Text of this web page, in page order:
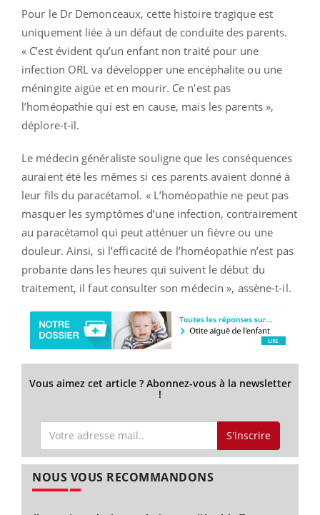
Pour le Dr Demonceaux, cette histoire tragique est
uniquement liée à un défaut de conduite des parents.
« C’est évident qu’un enfant non traité pour une
infection ORL va développer une encéphalite ou une
méningite aigüe et en mourir. Ce n’est pas
l’homéopathie qui est en cause, mais les parents »,
déplore-t-il.
Le médecin généraliste souligne que les conséquences
auraient été les mêmes si ces parents avaient donné à
leur fils du paracétamol. « L’homéopathie ne peut pas
masquer les symptômes d’une infection, contrairement
au paracétamol qui peut atténuer un fièvre ou une
douleur. Ainsi, si l’efficacité de l’homéopathie n’est pas
probante dans les heures qui suivent le début du
traitement, il faut consulter son médecin », assène-t-il.
Vous aimez cet article ? Abonnez-vous à la newsletter
!
S'inscrire
NOUS VOUS RECOMMANDONS